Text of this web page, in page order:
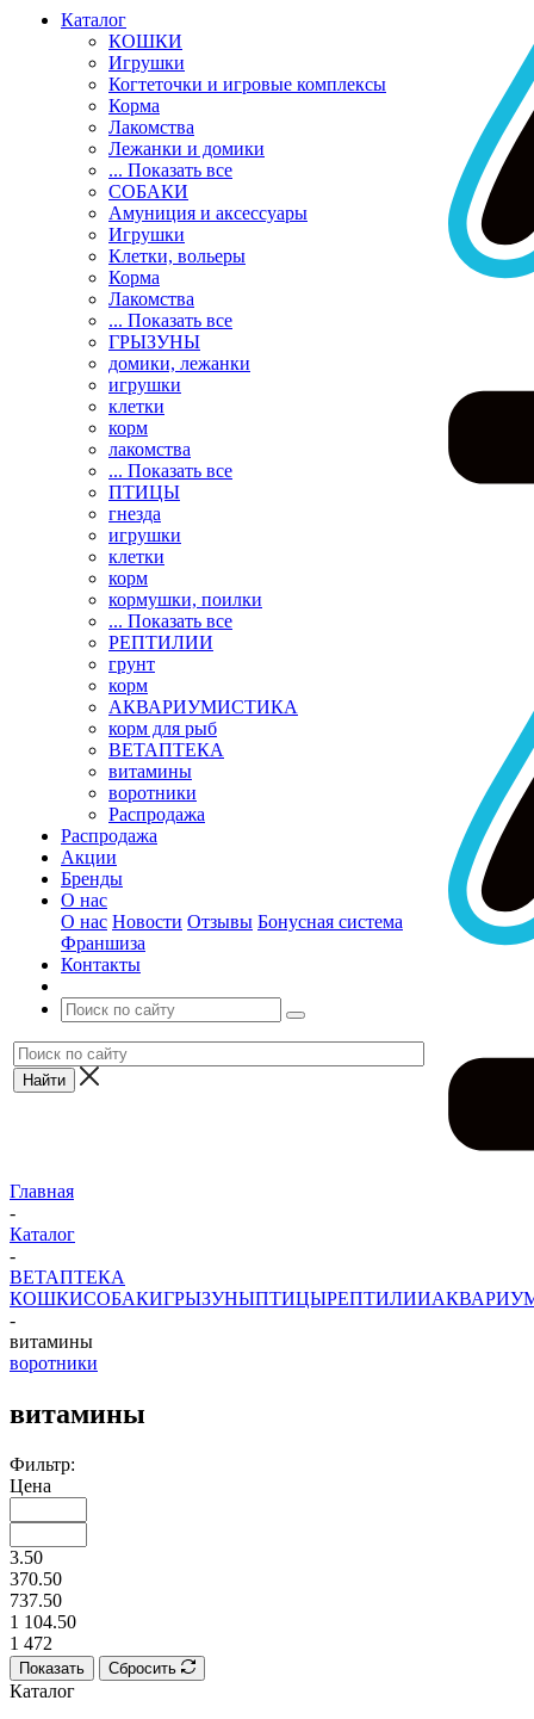
Каталог
КОШКИ
Игрушки
Когтеточки и игровые комплексы
Корма
Лакомства
Лежанки и домики
... Показать все
СОБАКИ
Амуниция и аксессуары
Игрушки
Клетки, вольеры
Корма
Лакомства
... Показать все
ГРЫЗУНЫ
домики, лежанки
игрушки
клетки
корм
лакомства
... Показать все
ПТИЦЫ
гнезда
игрушки
клетки
корм
кормушки, поилки
... Показать все
РЕПТИЛИИ
грунт
корм
АКВАРИУМИСТИКА
корм для рыб
ВЕТАПТЕКА
витамины
воротники
Распродажа
Распродажа
Акции
Бренды
О нас
О нас Новости Отзывы Бонусная система
Франшиза
Контакты
Главная
-
Каталог
-
ВЕТАПТЕКА
КОШКИСОБАКИГРЫЗУНЫПТИЦЫРЕПТИЛИИ
-
витамины
воротники
витамины
Фильтр:
Цена
3.50
370.50
737.50
1 104.50
1 472
Показать Сбросить
Каталог